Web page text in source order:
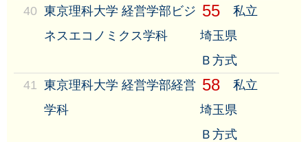
40 東京理科大学 経営学部ビジ
ネスエコノミクス学科
55
私立
埼玉県
Ｂ方式
41
東京理科大学 経営学部経営
学科
58
私立
埼玉県
Ｂ方式